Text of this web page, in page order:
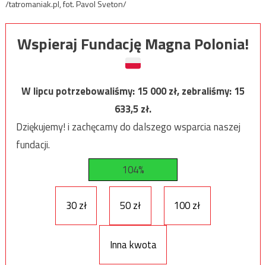
/tatromaniak.pl, fot. Pavol Sveton/
Wspieraj Fundację Magna Polonia!
W lipcu potrzebowaliśmy:15 000zł, zebraliśmy:15
633,5zł.
Dziękujemy! i zachęcamy do dalszego wsparcia naszej
fundacji.
104%
30 zł 50 zł 100 zł
Inna kwota